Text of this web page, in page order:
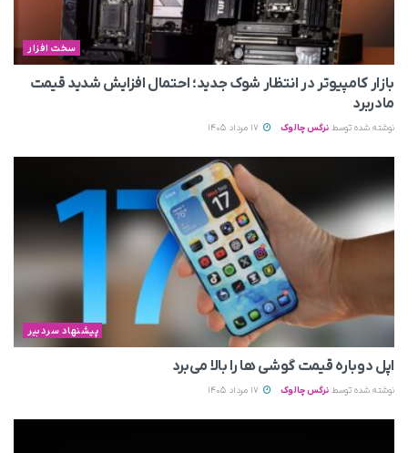
سخت افزار
بازار کامپیوتر در انتظار شوک جدید؛ احتمال افزایش شدید قیمت
مادربرد
نوشته شده توسط نرگس چالوک
پیشنهاد سردبیر
اپل دوباره قیمت‌ گوشی ها را بالا می‌برد
نوشته شده توسط نرگس چالوک